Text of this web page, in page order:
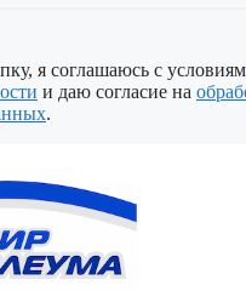
я соглашаюсь с
и даю согласие на
.